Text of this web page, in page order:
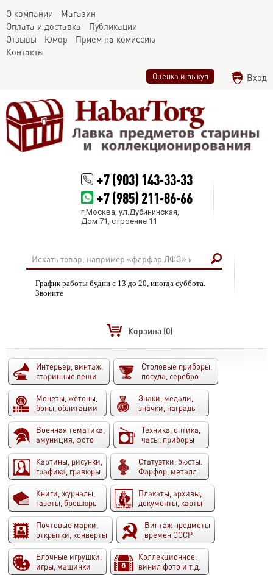
О компании
Магазин
Оплата и доставка
Публикации
Отзывы
Юмор
Прием на комиссию
Контакты
Оценка и выкуп Вход
+7 (903) 143-33-33
+7 (985) 211-86-66
г.Москва, ул.Дубининская,
Дом 71, строение 11
График работы будни с 13 до 20, иногда суббота.
Звоните
Корзина (0)
Интерьер, винтаж,
старинные вещи
Столовые приборы,
посуда, серебро
Монеты, жетоны,
боны, облигации
Знаки, медали,
значки, награды
Военная тематика,
амуниция, фото
Техника, оптика,
часы, приборы
Картины, рисунки,
графика, гравюры
Статуэтки, бюсты.
Фарфор, металл
Книги, журналы,
газеты, брошюры
Плакаты, архивы,
документы, карты
Почтовые марки,
открытки, конверты
Винтаж предметы
времен СССР
Елочные игрушки,
игры, машинки
Коллекционное,
винил фото и т.д.